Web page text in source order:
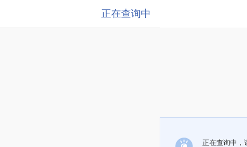
正在查询中
正在查询中，